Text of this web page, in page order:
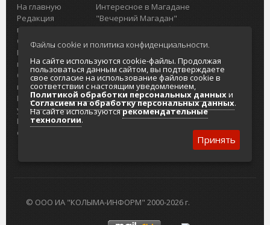
На главную
Редакция
портала
О проекте
Реклама на
портале
Отзывы и
предложения
Интернет-
услуги
Разработка
сайтов
Интересное в Магадане
"Вечерний Магадан"
Городская доска объявлений
Реклама
Главный туристический портал
Колымы
Политика в отношении обработки
персональных данных
Согласие на обработку персональных
данных
© ООО ИА "КОЛЫМА-ИНФОРМ" 2000-2026 г.
Файлы cookie и политика конфиденциальности.
На сайте используются cookie-файлы. Продолжая
пользоваться данным сайтом, вы подтверждаете
свое согласие на использование файлов cookie в
соответствии с настоящим уведомлением,
Политикой обработки персональных данныхи
Согласием на обработку персональных данных.
На сайте используютсярекомендательные
технологии.
Принять